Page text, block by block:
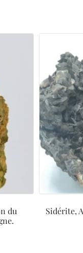
du
Sidérite,